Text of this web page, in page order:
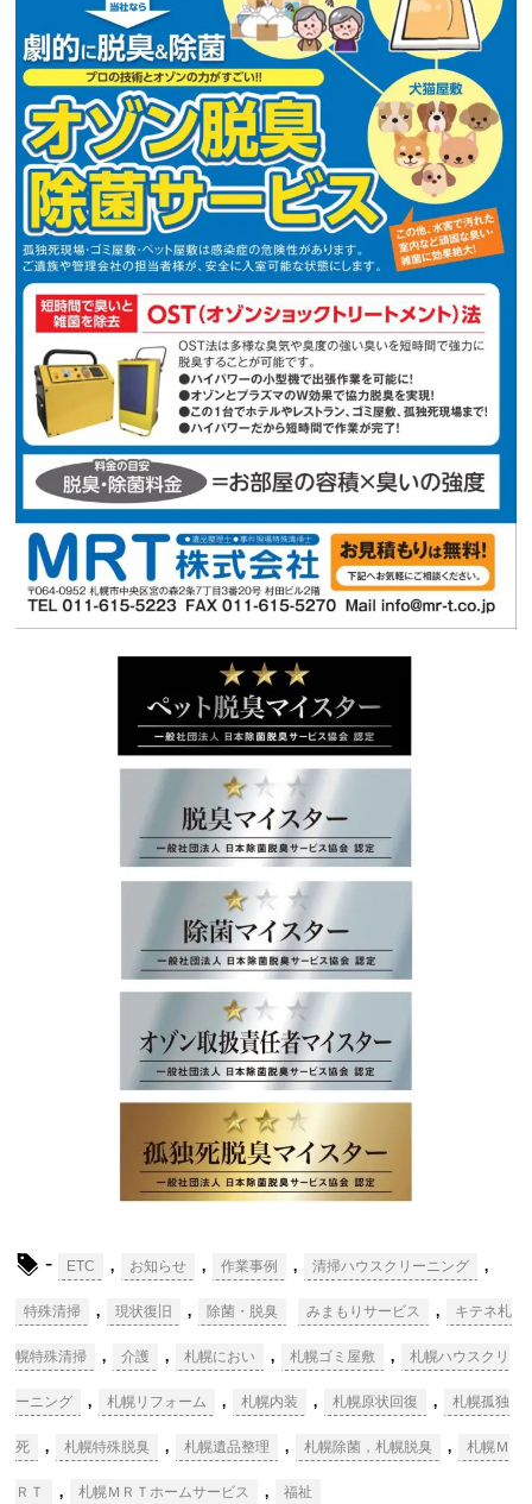
- ETC , お知らせ , 作業事例 , 清掃ハウスクリーニング ,
特殊清掃 , 現状復旧 , 除菌・脱臭 みまもりサービス , キテネ札
幌特殊清掃 , 介護 , 札幌におい , 札幌ゴミ屋敷 , 札幌ハウスクリ
ーニング , 札幌リフォーム , 札幌内装 , 札幌原状回復 , 札幌孤独
死 , 札幌特殊脱臭 , 札幌遺品整理 , 札幌除菌，札幌脱臭 , 札幌Ｍ
ＲＴ , 札幌ＭＲＴホームサービス , 福祉